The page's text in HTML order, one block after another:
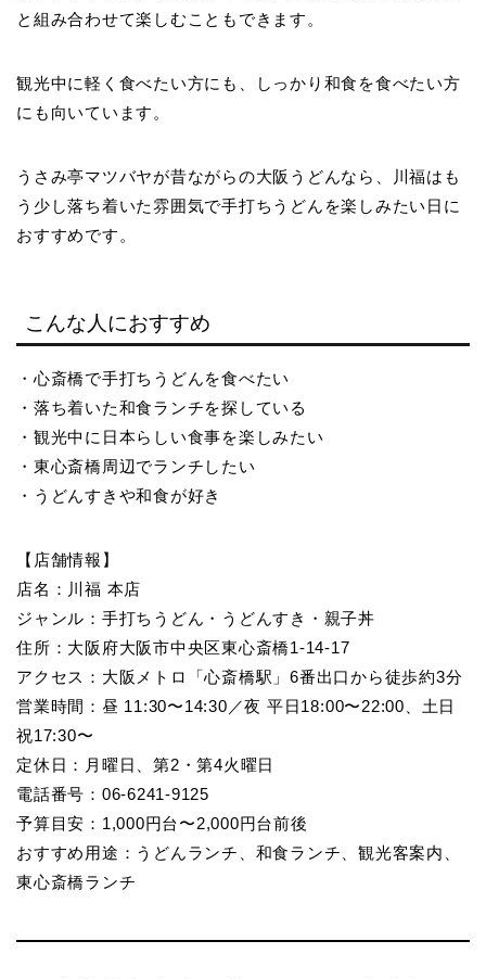
と組み合わせて楽しむこともできます。
観光中に軽く食べたい方にも、しっかり和食を食べたい方
にも向いています。
うさみ亭マツバヤが昔ながらの大阪うどんなら、川福はも
う少し落ち着いた雰囲気で手打ちうどんを楽しみたい日に
おすすめです。
こんな人におすすめ
・心斎橋で手打ちうどんを食べたい
・落ち着いた和食ランチを探している
・観光中に日本らしい食事を楽しみたい
・東心斎橋周辺でランチしたい
・うどんすきや和食が好き
【店舗情報】
店名：川福 本店
ジャンル：手打ちうどん・うどんすき・親子丼
住所：大阪府大阪市中央区東心斎橋1-14-17
アクセス：大阪メトロ「心斎橋駅」6番出口から徒歩約3分
営業時間：昼 11:30〜14:30／夜 平日18:00〜22:00、土日
祝17:30〜
定休日：月曜日、第2・第4火曜日
電話番号：06-6241-9125
予算目安：1,000円台〜2,000円台前後
おすすめ用途：うどんランチ、和食ランチ、観光客案内、
東心斎橋ランチ